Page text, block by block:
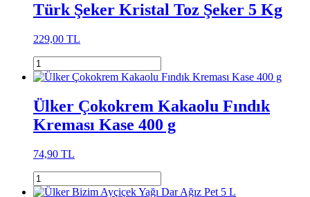
Türk Şeker Kristal Toz Şeker 5 Kg
229,00 TL
Ülker Çokokrem Kakaolu Fındık
Kreması Kase 400 g
74,90 TL